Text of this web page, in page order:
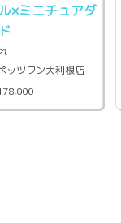
×ミニチュアダ
ッツワン大利根店